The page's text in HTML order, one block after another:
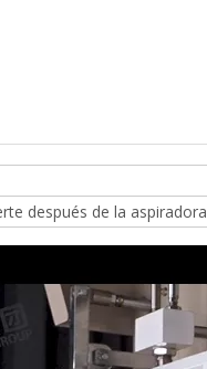
después de la aspiradora